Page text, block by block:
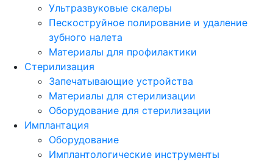
Ультразвуковые скалеры
Пескоструйное полирование и удаление
зубного налета
Материалы для профилактики
Стерилизация
Запечатывающие устройства
Материалы для стерилизации
Оборудование для стерилизации
Имплантация
Оборудование
Имплантологические инструменты